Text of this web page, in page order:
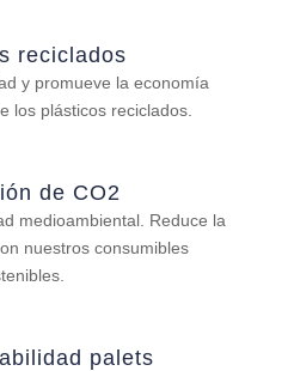
reciclados
y promueve la economía
los plásticos reciclados.
de CO2
medioambiental. Reduce la
nuestros consumibles
palets